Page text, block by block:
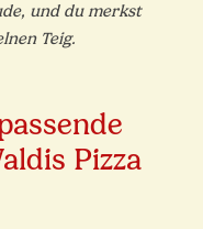
und du merkst
Teig.
Pizza